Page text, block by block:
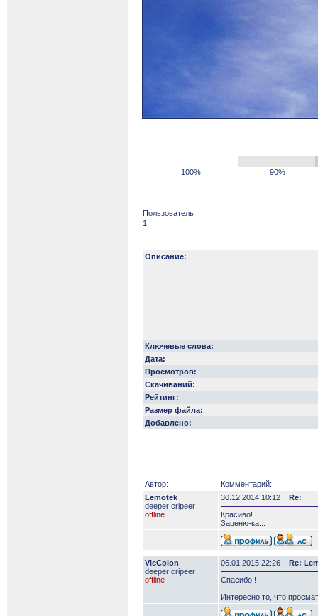
100% 90%
Пользователь
1
Описание:
Ключевые слова:
Дата:
Просмотров:
Скачиваний:
Рейтинг:
Размер файла:
Добавлено:
Автор:
Комментарий:
Lemotek
deeper сripeer
offline
30.12.2014 10:12
Re:
Красиво!
Заценю-ка...
VicColon
deeper сripeer
offline
06.01.2015 22:26
Re:
Спасибо !
Интересно то, что